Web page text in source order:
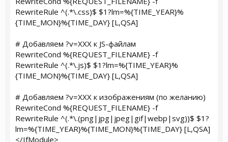
RewriteRule ^(.*\.css)$ $1?lm=%{TIME_YEAR}%
{TIME_MON}%{TIME_DAY} [L,QSA]
# Добавляем ?v=XXX к JS-файлам
RewriteCond %{REQUEST_FILENAME} -f
RewriteRule ^(.*\.js)$ $1?lm=%{TIME_YEAR}%
{TIME_MON}%{TIME_DAY} [L,QSA]
# Добавляем ?v=XXX к изображениям (по желанию)
RewriteCond %{REQUEST_FILENAME} -f
RewriteRule ^(.*\.(png|jpg|jpeg|gif|webp|svg))$ $1?
lm=%{TIME_YEAR}%{TIME_MON}%{TIME_DAY} [L,QSA]
</IfModule>